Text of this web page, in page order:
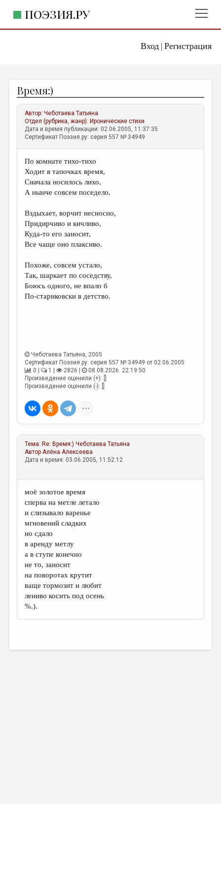
Вход| Регистрация
ПОЭЗИЯ.РУ
ЖАНРЫ
АВТОРЫ
КОММЕНТАРИИ
ЛИТСАЛОН
НОВОСТИ
ПРАВИЛА САЙТА
ИЗБРАННОЕ
ДАЙДЖЕСТ
ПЕРЕВОДЫ
КОНКУРСЫ
СТРАНИЦЫ ПАМЯТИ
ОБЪЯВЛЕНИЯ
РЕДКОЛЛЕГИЯ
МАЛАЯ ПРОЗА
ЭССЕИСТИКА
ЛИТЕРАТУРОВЕДЕНИЕ
КУЛЬТУРОВЕДЕНИЕ
ПУБЛИЦИСТИКА
РЕЦЕНЗИРОВАНИЕ
ЦИКЛЫ ПУБЛИКАЦИЙ
ТРЕДИАКОВСКИЙ
МЕДИА
ВКОНТАКТЕ
Время:)
Автор:Чеботаева Татьяна
Отдел (рубрика, жанр): Иронические стихи
Дата и время публикации: 02.06.2005, 11:37:35
Сертификат Поэзия.ру: серия 557 № 34949
По комнате тихо-тихо
Ходит в тапочках время,
Сначала носилось лихо,
А нынче совсем поседело.
Вздыхает, ворчит несносно,
Придирчиво и кичливо,
Куда-то его заносит,
Все чаще оно плаксиво.
Похоже, совсем устало,
Так, шаркает по соседству,
Боюсь одного, не впало б
По-стариковски в детство.
Чеботаева Татьяна, 2005
Сертификат Поэзия.ру: серия 557 № 34949 от 02.06.2005
0 |
1 | 2826 |
08.08.2026. 22:19:50
Произведение оценили (+): []
Произведение оценили (-): []
Тема: Re: Время:) Чеботаева Татьяна
АвторАлёна Алексеева
Дата и время: 03.06.2005, 11:52:12
моё золотое время
сперва на метле летало
и слизывало варенье
мгновений сладких
но сдало
в аренду метлу
а в ступе конечно
не то, заносит
на поворотах крутит
ваще тормозит и любит
лениво косить под осень
%.).